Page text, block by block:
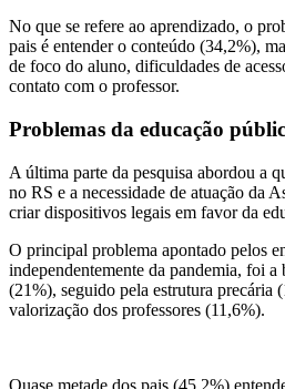
No que se refere ao aprendizado, o
pais é entender o conteúdo (34,2%),
de foco do aluno, dificuldades de
contato com o professor.
Problemas da educação
A última parte da pesquisa abordou a
no RS e a necessidade de atuação da
criar dispositivos legais em favor da
O principal problema apontado pelos
independentemente da pandemia, foi
(21%), seguido pela estrutura precária
valorização dos professores (11,6%).
Quase metade dos pais (45,2%)